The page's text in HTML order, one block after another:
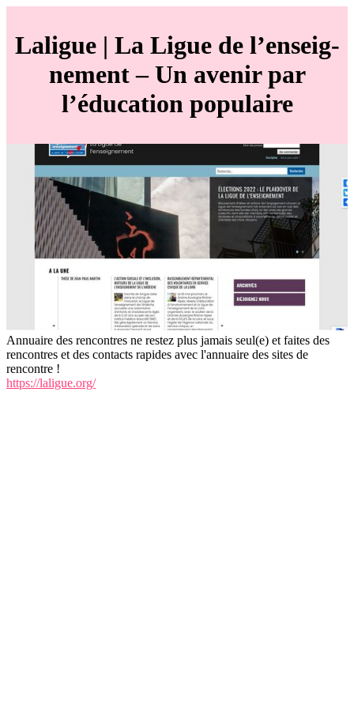
Laligue | La Ligue de l’en­seig­
ne­ment – Un avenir par
l’éducation populaire
Annuaire des rencontres ne restez plus jamais seul(e) et faites des
rencontres et des contacts rapides avec l'annuaire des sites de
rencontre !
https://laligue.org/